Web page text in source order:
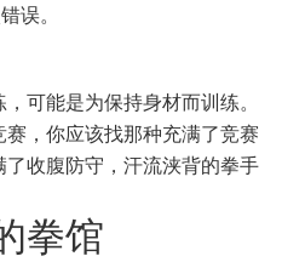
误。
可能是为保持身材而训练。
，你应该找那种充满了竞赛
收腹防守，汗流浃背的拳手
拳馆